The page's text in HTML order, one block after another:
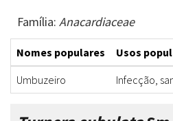
Família: Anacardiaceae
Nomes populares
Usos
Umbuzeiro
Infecção,